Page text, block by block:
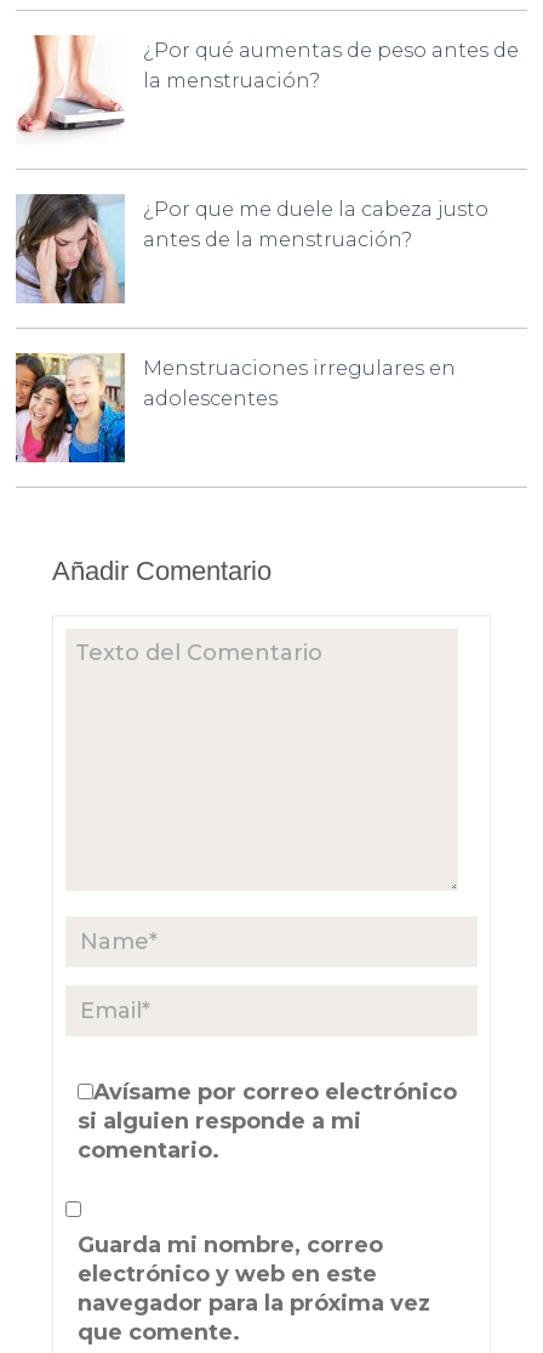
¿Por qué aumentas de peso antes de
la menstruación?
¿Por que me duele la cabeza justo
antes de la menstruación?
Menstruaciones irregulares en
adolescentes
Añadir Comentario
Avísame por correo electrónico
si alguien responde a mi
comentario.
Guarda mi nombre, correo
electrónico y web en este
navegador para la próxima vez
que comente.